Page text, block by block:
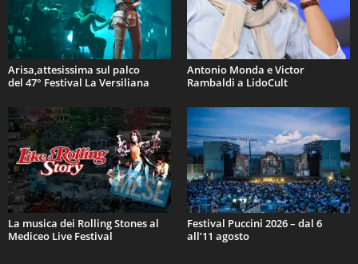
Arisa,attesissima sul palco
del 47° Festival La Versiliana
Antonio Monda e Victor
Rambaldi a LidoCult
La musica dei Rolling Stones al
Mediceo Live Festival
Festival Puccini 2026 – dal 6
all’11 agosto